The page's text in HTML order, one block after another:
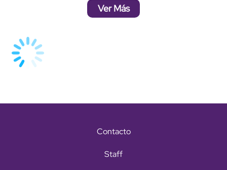
Ver Más
Contacto
Staff